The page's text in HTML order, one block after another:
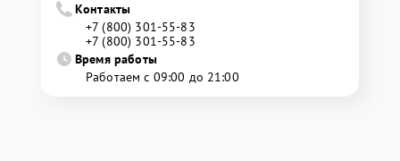
Контакты
+7 (800) 301-55-83
+7 (800) 301-55-83
Время работы
Работаем с 09:00 до 21:00